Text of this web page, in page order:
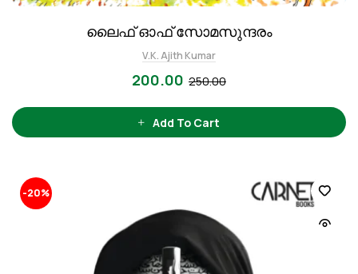
ലൈഫ് ഓഫ് സോമസുന്ദരം
V.K. Ajith Kumar
250.00
200.00
Add To Cart
-20%